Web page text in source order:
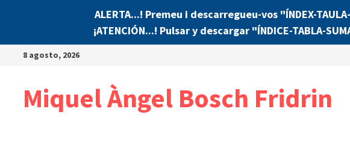
ALERTA...! Premeu i descarregueu-vos "ÍNDEX-
¡ATENCIÓN...! Pulsar y descargar "ÍNDICE-TABLA-
Saltar8 agosto, 2026
Miquel Àngel Bosch Fridrin